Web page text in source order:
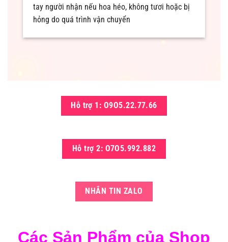
tay người nhận nếu hoa héo, không tươi hoặc bị
hỏng do quá trình vận chuyển
Hỗ trợ 1: O9O5.22.77.66
Hỗ trợ 2: O7O5.992.882
NHẮN TIN ZALO
Các Sản Phẩm của Shop